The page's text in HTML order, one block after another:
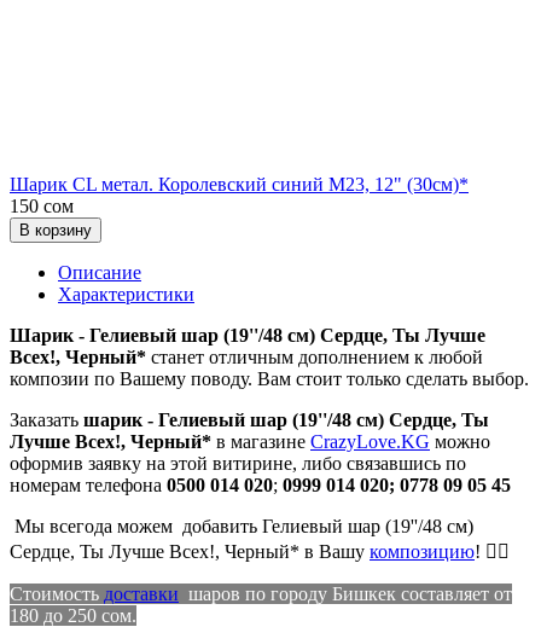
Шарик CL метал. Королевский синий М23, 12" (30см)*
150 сом
В корзину
Описание
Характеристики
Шарик - Гелиевый шар (19''/48 см) Сердце, Ты Лучше
Всех!, Черный* станет отличным дополнением к любой
композии по Вашему поводу. Вам стоит только сделать выбор.
Заказать шарик - Гелиевый шар (19''/48 см) Сердце, Ты
Лучше Всех!, Черный* в магазине CrazyLove.KG можно
оформив заявку на этой витирине, либо связавшись по
номерам телефона 0500 014 020; 0999 014 020; 0778 09 05 45
Мы всегода можем добавить Гелиевый шар (19''/48 см)
Сердце, Ты Лучше Всех!, Черный* в Вашу композицию! 👍🏻
Стоимость доставки шаров по городу Бишкек составляет от
180 до 250 сом.